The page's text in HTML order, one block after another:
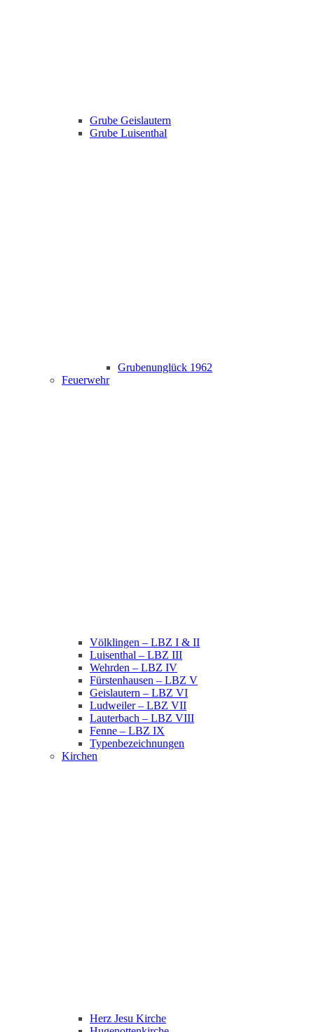
Grube Geislautern
Grube Luisenthal
Grubenunglück 1962
Feuerwehr
Völklingen – LBZ I & II
Luisenthal – LBZ III
Wehrden – LBZ IV
Fürstenhausen – LBZ V
Geislautern – LBZ VI
Ludweiler – LBZ VII
Lauterbach – LBZ VIII
Fenne – LBZ IX
Typenbezeichnungen
Kirchen
Herz Jesu Kirche